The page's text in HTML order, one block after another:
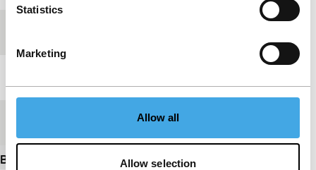
Statistics
Marketing
Allow all
Allow selection
Bekijk meer details